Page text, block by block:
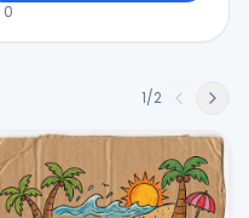
0
1/2